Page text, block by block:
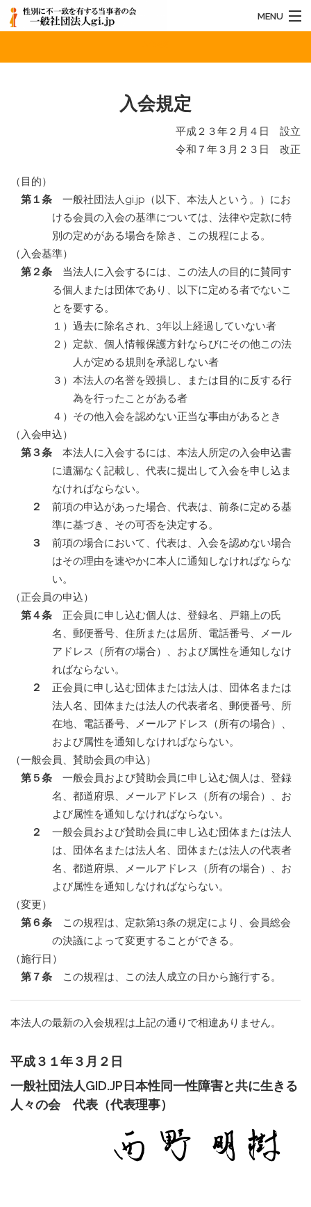
MENU
入会規定
平成２３年２月４日 設立
令和７年３月２３日 改正
（目的）
第１条 一般社団法人gi.jp（以下、本法人という。）にお
ける会員の入会の基準については、法律や定款に特
別の定めがある場合を除き、この規程による。
（入会基準）
第２条 当法人に入会するには、この法人の目的に賛同す
る個人または団体であり、以下に定める者でないこ
とを要する。
１）過去に除名され、3年以上経過していない者
２）定款、個人情報保護方針ならびにその他この法
人が定める規則を承認しない者
３）本法人の名誉を毀損し、または目的に反する行
為を行ったことがある者
４）その他入会を認めない正当な事由があるとき
（入会申込）
第３条 本法人に入会するには、本法人所定の入会申込書
に遺漏なく記載し、代表に提出して入会を申し込ま
なければならない。
２
前項の申込があった場合、代表は、前条に定める基
準に基づき、その可否を決定する。
３
前項の場合において、代表は、入会を認めない場合
はその理由を速やかに本人に通知しなければならな
い。
（正会員の申込）
第４条 正会員に申し込む個人は、登録名、戸籍上の氏
名、郵便番号、住所または居所、電話番号、メール
アドレス（所有の場合）、および属性を通知しなけ
ればならない。
２
正会員に申し込む団体または法人は、団体名または
法人名、団体または法人の代表者名、郵便番号、所
在地、電話番号、メールアドレス（所有の場合）、
および属性を通知しなければならない。
（一般会員、賛助会員の申込）
第５条 一般会員および賛助会員に申し込む個人は、登録
名、都道府県、メールアドレス（所有の場合）、お
よび属性を通知しなければならない。
２
一般会員および賛助会員に申し込む団体または法人
は、団体名または法人名、団体または法人の代表者
名、都道府県、メールアドレス（所有の場合）、お
よび属性を通知しなければならない。
（変更）
第６条 この規程は、定款第13条の規定により、会員総会
の決議によって変更することができる。
（施行日）
第７条 この規程は、この法人成立の日から施行する。
本法人の最新の入会規程は上記の通りで相違ありません。
平成３１年３月２日
一般社団法人GID.JP日本性同一性障害と共に生きる
人々の会 代表（代表理事）